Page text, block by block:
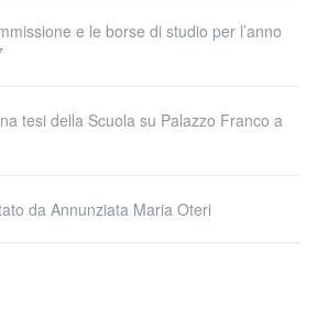
e le borse di studio per l’anno
tesi della Scuola su Palazzo Franco a
da Annunziata Maria Oteri